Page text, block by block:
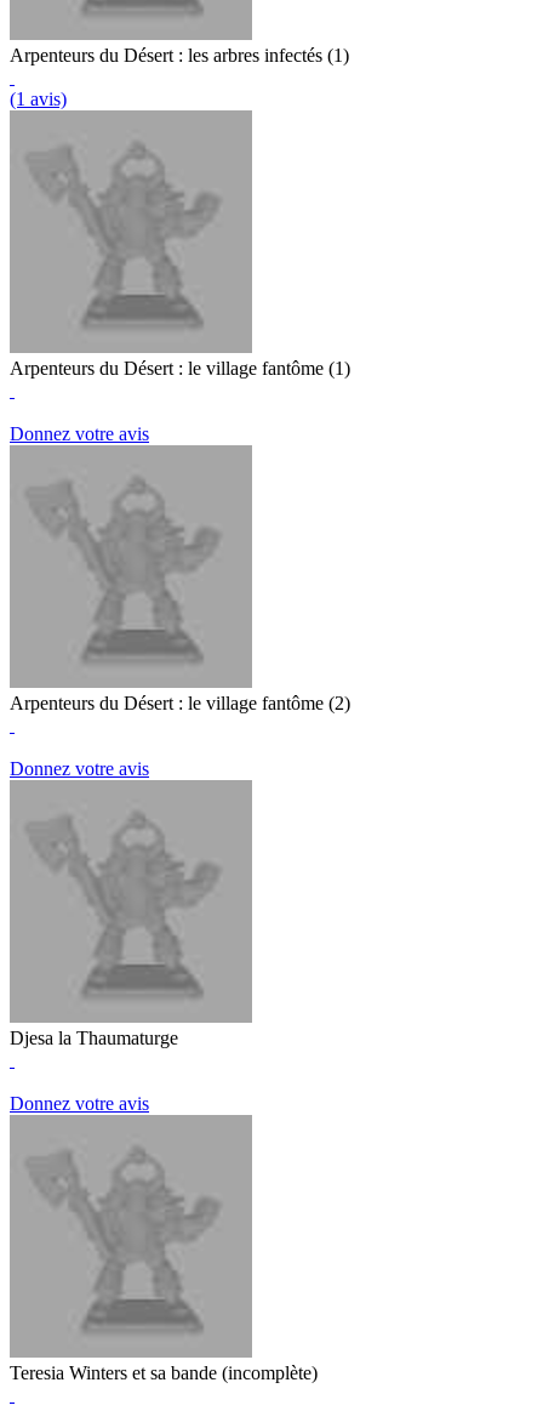
Arpenteurs du Désert : les arbres infectés (1)
(1 avis)
Arpenteurs du Désert : le village fantôme (1)
Donnez votre avis
Arpenteurs du Désert : le village fantôme (2)
Donnez votre avis
Djesa la Thaumaturge
Donnez votre avis
Teresia Winters et sa bande (incomplète)